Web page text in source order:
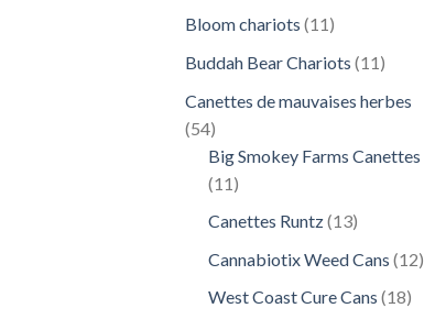
Bloom chariots 1111
Buddah Bear Chariots 1111
Canettes de mauvaises herbes
5454
produits
Big Smokey Farms Canettes
11 11
Canettes Runtz 1313
Cannabiotix Weed Cans 1212
West Coast Cure Cans 1818